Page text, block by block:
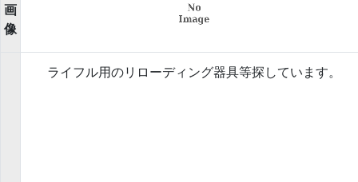
画
像
ライフル用のリローディング器具等探しています。